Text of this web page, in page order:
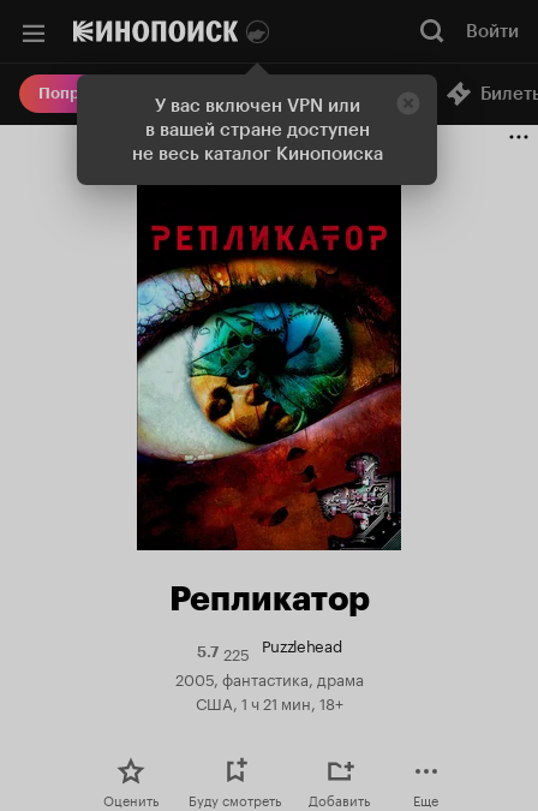
У вас включен VPN или
в вашей стране доступен
не весь каталог Кинопоиска
Войти
Попробовать Плюс Онлайн-кинотеатр
Репликатор
5.7Рейтинг
Кинопоиска
5.7
225 Puzzlehead
2005, фантастика, драма
США, 1 ч 21 мин, 18+
Оценить Буду смотреть Добавить Еще